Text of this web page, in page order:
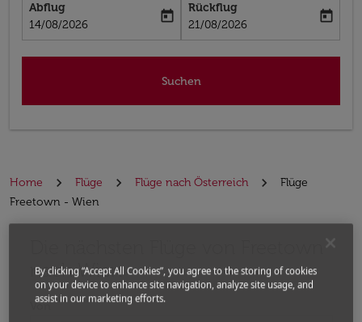
Abflug
fc-booking-departure-date-aria-label
14/08/2026
today
Rückflug
fc-booking-return-date-aria-label
21/08/2026
today
Suchen
Home Flüge Flüge nach Österreich
Flüge
Freetown - Wien
nach Wien
Von
By clicking “Accept All Cookies”, you agree to the storing of cookies
on your device to enhance site navigation, analyze site usage, and
assist in our marketing efforts.